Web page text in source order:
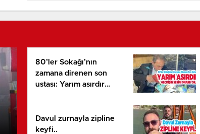
80’ler Sokağı’nın
zamana direnen son
ustası: Yarım asırdır
Davul zurnayla zipline
keyfi..